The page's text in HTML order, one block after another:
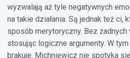
wyzwalają aż tyle negatywnych
na takie działania. Są jednak też ci,
sposób merytoryczny. Bez
stosując logiczne argumenty. W
brakuje. Michniewicz nie spotyka